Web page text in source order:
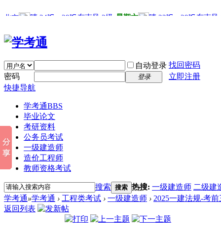
自动登录 找回密码
密码
登录
立即注册
快捷导航
学考通BBS
毕业论文
考研资料
公务员考试
一级建造师
造价工程师
教师资格考试
搜索 搜索 热搜: 一级建造师 二级建
学考通»学考通 › 工程类考试 › 一级建造师 › 2025一建法规-考
返回列表